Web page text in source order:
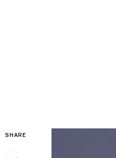
SHARE